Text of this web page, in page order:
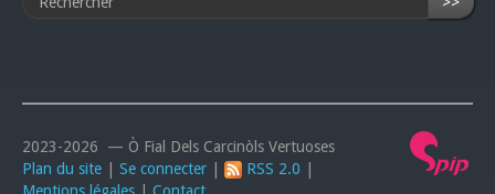
2023-2026 — Ò Fial Dels Carcinòls Vertuoses
Plan du site
Se connecter RSS 2.0